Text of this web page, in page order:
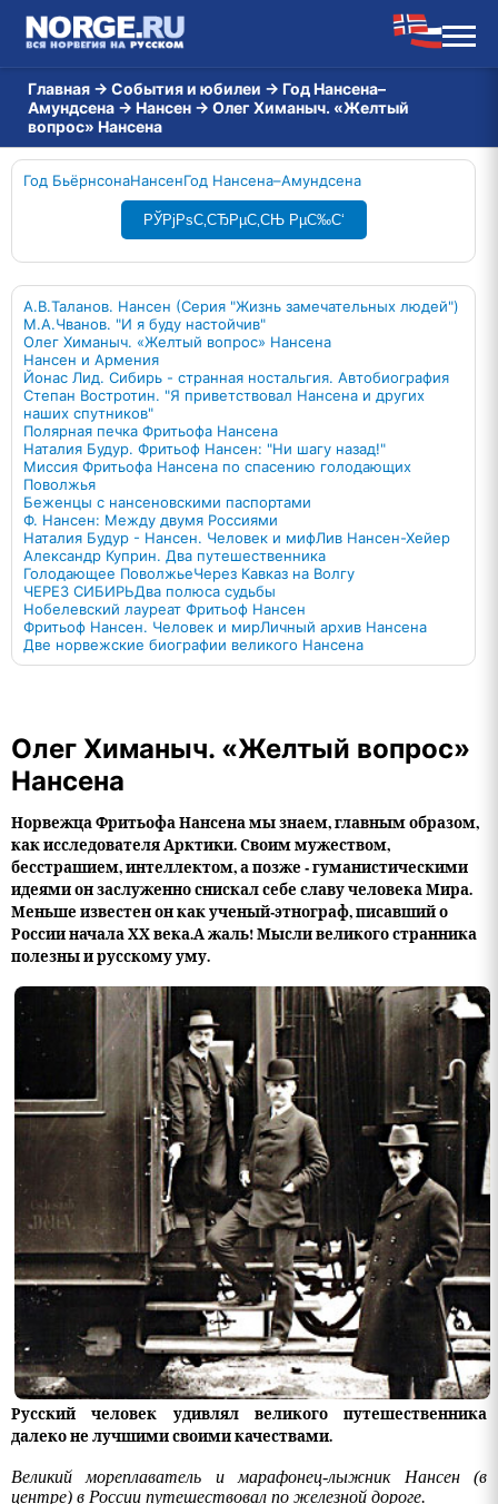
Главная → События и юбилеи → Год Нансена–
Амундсена → Нансен → Олег Химаныч. «Желтый
вопрос» Нансена
Год БьёрнсонаНансенГод Нансена–Амундсена
РЎРјРѕС‚СЂРµС‚СЊ РµС‰С‘
А.В.Таланов. Нансен (Серия "Жизнь замечательных людей")
М.А.Чванов. "И я буду настойчив"
Олег Химаныч. «Желтый вопрос» Нансена
Нансен и Армения
Йонас Лид. Сибирь - странная ностальгия. Автобиография
Степан Востротин. "Я приветствовал Нансена и других
наших спутников"
Полярная печка Фритьофа Нансена
Наталия Будур. Фритьоф Нансен: "Ни шагу назад!"
Миссия Фритьофа Нансена по спасению голодающих
Поволжья
Беженцы с нансеновскими паспортами
Ф. Нансен: Между двумя Россиями
Наталия Будур - Нансен. Человек и мифЛив Нансен-Хейер
Александр Куприн. Два путешественника
Голодающее ПоволжьеЧерез Кавказ на Волгу
ЧЕРЕЗ СИБИРЬДва полюса судьбы
Нобелевский лауреат Фритьоф Нансен
Фритьоф Нансен. Человек и мирЛичный архив Нансена
Две норвежские биографии великого Нансена
Олег Химаныч. «Желтый вопрос»
Нансена
Норвежца Фритьофа Нансена мы знаем, главным образом,
как исследователя Арктики. Своим мужеством,
бесстрашием, интеллектом, а позже - гуманистическими
идеями он заслуженно снискал себе славу человека Мира.
Меньше известен он как ученый-этнограф, писавший о
России начала ХХ века.А жаль! Мысли великого странника
полезны и русскому уму.
Русский человек удивлял великого путешественника
далеко не лучшими своими качествами.
Великий мореплаватель и марафонец-лыжник Нансен (в
центре) в России путешествовал по железной дороге.